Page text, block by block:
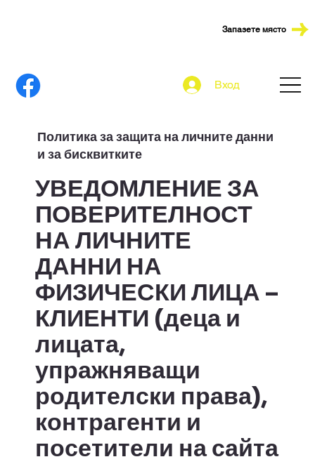
Вход
Запазете място
Политика за защита на личните данни
и за бисквитките
УВЕДОМЛЕНИЕ ЗА
ПОВЕРИТЕЛНОСТ
НА ЛИЧНИТЕ
ДАННИ НА
ФИЗИЧЕСКИ ЛИЦА –
КЛИЕНТИ (деца и
лицата,
упражняващи
родителски права),
контрагенти и
посетители на сайта